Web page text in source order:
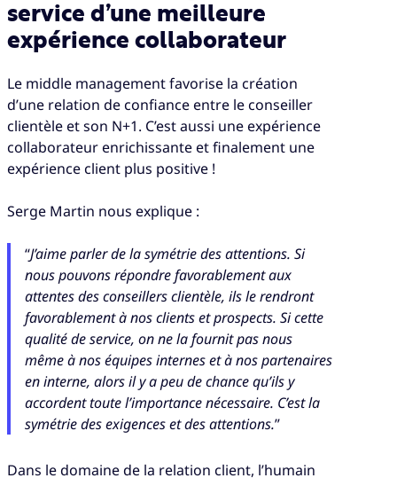
service d’une meilleure
expérience collaborateur
Le middle management favorise la création
d’une relation de confiance entre le conseiller
clientèle et son N+1. C’est aussi une expérience
collaborateur enrichissante et finalement une
expérience client plus positive !
Serge Martin nous explique :
“J’aime parler de la symétrie des attentions. Si
nous pouvons répondre favorablement aux
attentes des conseillers clientèle, ils le rendront
favorablement à nos clients et prospects. Si cette
qualité de service, on ne la fournit pas nous
même à nos équipes internes et à nos partenaires
en interne, alors il y a peu de chance qu’ils y
accordent toute l’importance nécessaire. C’est la
symétrie des exigences et des attentions.”
Dans le domaine de la relation client, l’humain